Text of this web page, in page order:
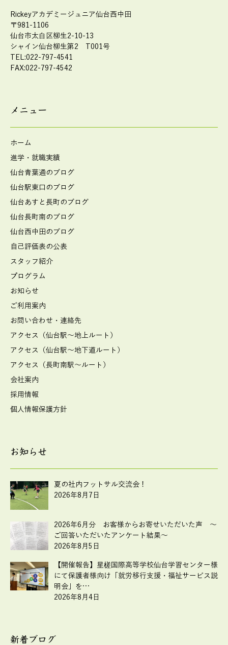
Rickeyアカデミージュニア仙台西中田
〒981-1106
仙台市太白区柳生2-10-13
シャイン仙台柳生第2 T001号
TEL:022-797-4541
FAX:022-797-4542
メニュー
ホーム
進学・就職実績
仙台青葉通のブログ
仙台駅東口のブログ
仙台あすと長町のブログ
仙台長町南のブログ
仙台西中田のブログ
自己評価表の公表
スタッフ紹介
プログラム
お知らせ
ご利用案内
お問い合わせ・連絡先
アクセス（仙台駅～地上ルート）
アクセス（仙台駅～地下道ルート）
アクセス（長町南駅～ルート）
会社案内
採用情報
個人情報保護方針
お知らせ
夏の社内フットサル交流会！
2026年8月7日
2026年6月分 お客様からお寄せいただいた声 ～
ご回答いただいたアンケート結果～
2026年8月5日
【開催報告】星槎国際高等学校仙台学習センター様
にて保護者様向け「就労移行支援・福祉サービス説
明会」を…
2026年8月4日
新着ブログ